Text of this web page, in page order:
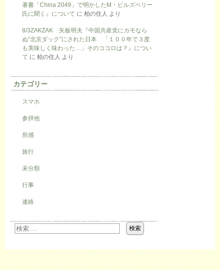
著書「China 2049」で明かしたM・ピルズベリー
氏に聞く』について に 柏の住人 より
8/3ZAKZAK 矢板明夫『中国共産党にカモなら
ぬ“北京ダック”にされた日本 「１００年で３度
も美味しく味わった…」そのココロは？』につい
て に 柏の住人 より
カテゴリー
スマホ
参拝他
所感
旅行
未分類
行事
連絡